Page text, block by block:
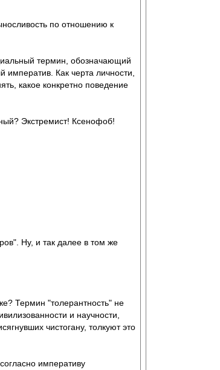
по отношению к
термин, обозначающий
императив. Как черта личности,
какое конкретно поведение
Экстремист! Ксенофоб!
Ну, и так далее в том же
Термин "толерантность" не
и научности,
чистогану, толкуют это
императиву